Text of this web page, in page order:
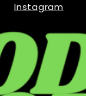
Instagram